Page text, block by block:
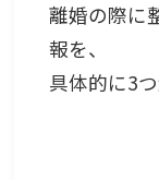
離婚の際に
報を、
具体的に3つ